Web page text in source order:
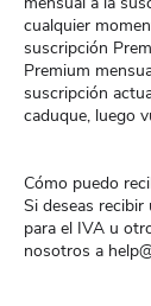
cualquier
suscripción
Premium
suscripción
caduque, luego
Cómo puedo
Si deseas
para el IVA u
nosotros a